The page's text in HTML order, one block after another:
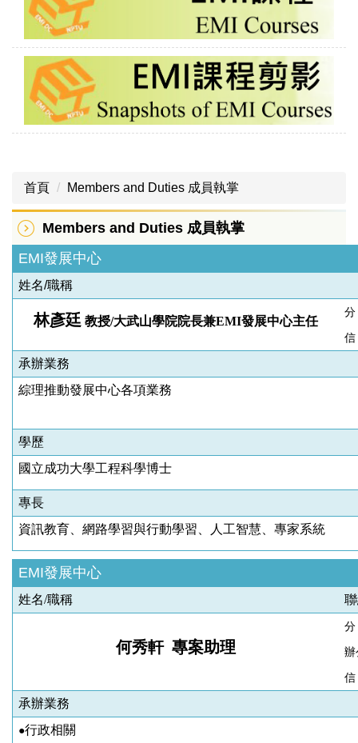
首頁 Members and Duties 成員執掌
Members and Duties 成員執掌
EMI發展中心
姓名/職稱
林彥廷 教授/大武山學院院長兼EMI發展中心主任
承辦業務
綜理推動發展中心各項業務
學歷
國立成功大學工程科學博士
專長
資訊教育、網路學習與行動學習、人工智慧、專家系統
EMI發展中心
姓名/職稱
何秀軒 專案助理
辦
承辦業務
●行政相關